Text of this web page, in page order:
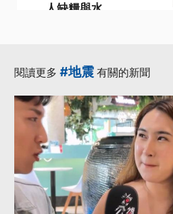
人缺糧與水
閱讀更多 #地震 有關的新聞